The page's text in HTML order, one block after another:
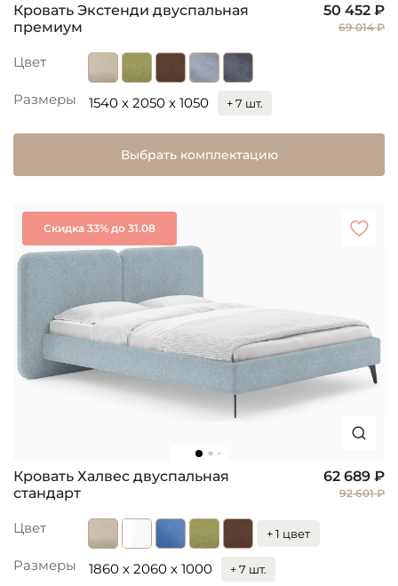
Кровать Экстенди двуспальная
премиум
50 452 ₽
69 014 ₽
Цвет
Размеры 1540 x 2050 x 1050 + 7 шт.
Выбрать комплектацию
Скидка 33% до 31.08
Кровать Халвес двуспальная
стандарт
62 689 ₽
92 601 ₽
Цвет + 1 цвет
Размеры 1860 x 2060 x 1000 + 7 шт.